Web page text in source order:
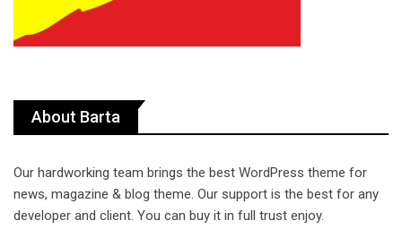
About Barta
Our hardworking team brings the best WordPress theme for
news, magazine & blog theme. Our support is the best for any
developer and client. You can buy it in full trust enjoy.